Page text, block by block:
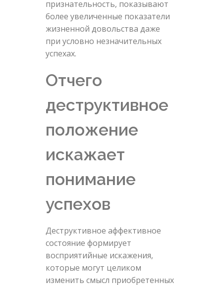
признательность, показывают
более увеличенные показатели
жизненной довольства даже
при условно незначительных
успехах.
Отчего
деструктивное
положение
искажает
понимание
успехов
Деструктивное аффективное
состояние формирует
восприятийные искажения,
которые могут целиком
изменить смысл приобретенных